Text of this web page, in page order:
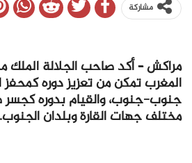
مشاركة
مراكش – أكد صاحب الجلالة
المغرب تمكن من تعزيز دوره كمحفز
جنوب-جنوب، والقيام بدوره
مختلف جهات القارة وبلدان الجنوب.